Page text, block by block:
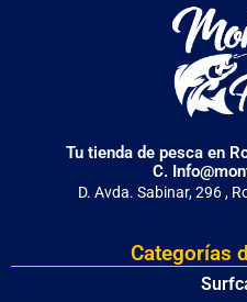
Tu tienda de pesca en
C.
D. Avda. Sabinar, 296 ,
Categorías